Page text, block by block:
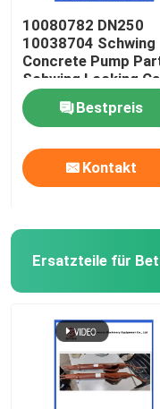
10080782 DN250
10038704 Schwing
Concrete Pump
Schwing Locking
Bestpreis
Kontakt
Ersatzteile für